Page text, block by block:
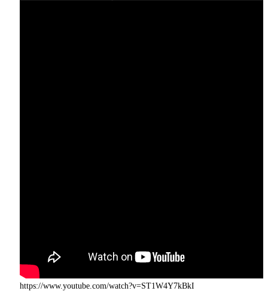
https://www.youtube.com/watch?v=ST1W4Y7kBkI